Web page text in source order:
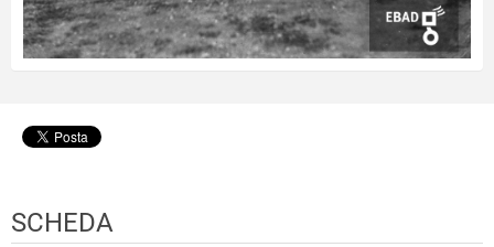
SCHEDA